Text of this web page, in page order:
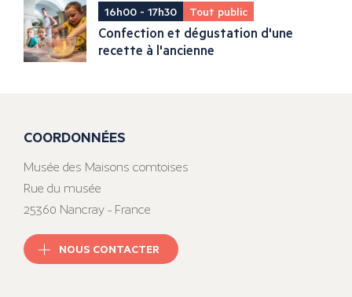
16h00 - 17h30 Tout public
Confection et dégustation d'une
recette à l'ancienne
COORDONNÉES
Musée des Maisons comtoises
Rue du musée
25360 Nancray - France
NOUS CONTACTER